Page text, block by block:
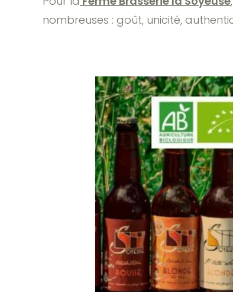
nombreuses : goût, unicité,